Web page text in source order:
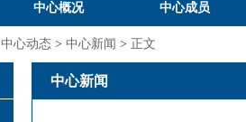
中心概况 中心成员
中心动态 > 中心新闻 > 正文
中心新闻